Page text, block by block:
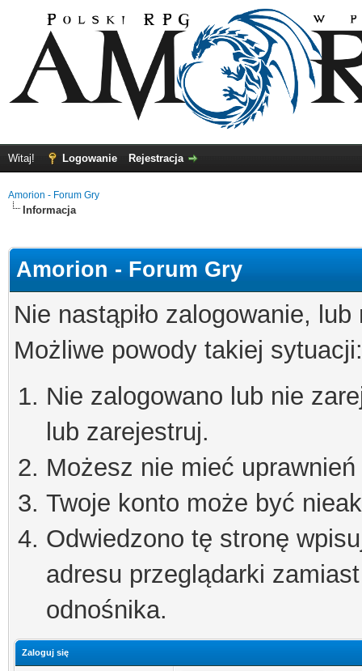
Witaj! Logowanie Rejestracja
Amorion - Forum Gry
Informacja
Amorion - Forum Gry
Nie nastąpiło zalogowanie,
Możliwe powody takiej sytuacji:
Nie zalogowano lub nie
lub zarejestruj.
Możesz nie mieć
Twoje konto może być
Odwiedzono tę stronę
adresu przeglądarki
odnośnika.
Zaloguj się